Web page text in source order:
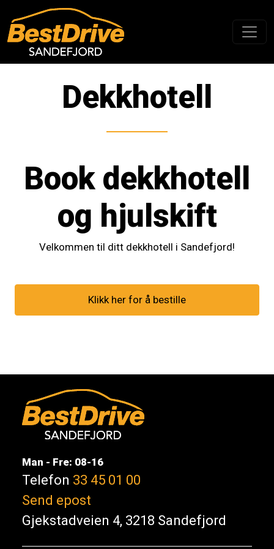
Dekkhotell
Book dekkhotell
og hjulskift
Velkommen til ditt dekkhotell i Sandefjord!
Klikk her for å bestille
Man - Fre: 08-16
Telefon 33 45 01 00
Send epost
Gjekstadveien 4, 3218 Sandefjord